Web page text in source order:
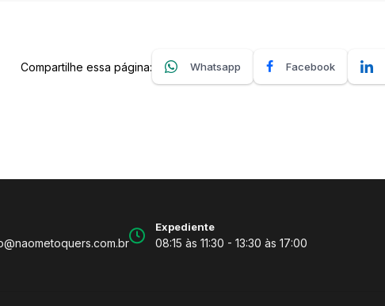
Compartilhe essa página: Whatsapp Facebook
Expediente
08:15 às 11:30 - 13:30 às 17:00